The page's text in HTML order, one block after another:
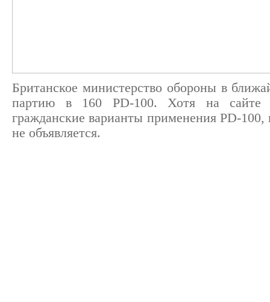
Британское министерство обороны в
партию в 160 PD-100. Хотя на сайте
гражданские варианты применения PD-100,
не объявляется.